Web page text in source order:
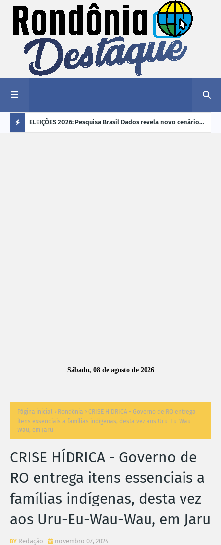
a mais ELEIÇÕES 2026: Pesquisa Brasil Dados revela novo cenário
Sábado, 08 de agosto de 2026
Página inicial Rondônia
CRISE HÍDRICA - Governo de RO entrega
itens essenciais a famílias indígenas, desta vez aos Uru-Eu-Wau-
Wau, em Jaru
CRISE HÍDRICA - Governo de
RO entrega itens essenciais a
famílias indígenas, desta vez
aos Uru-Eu-Wau-Wau, em Jaru
Redação novembro 07, 2024